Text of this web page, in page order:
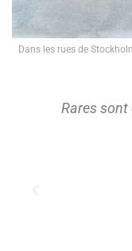
Dans les rues de
Rares